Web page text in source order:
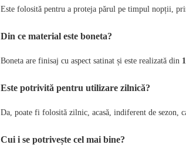
Este folosită pentru a proteja părul pe timpul nopții,
Din ce material este boneta?
Boneta are finisaj cu aspect satinat și este realizată din
Este potrivită pentru utilizare zilnică?
Da, poate fi folosită zilnic, acasă, indiferent de sezon,
Cui i se potrivește cel mai bine?